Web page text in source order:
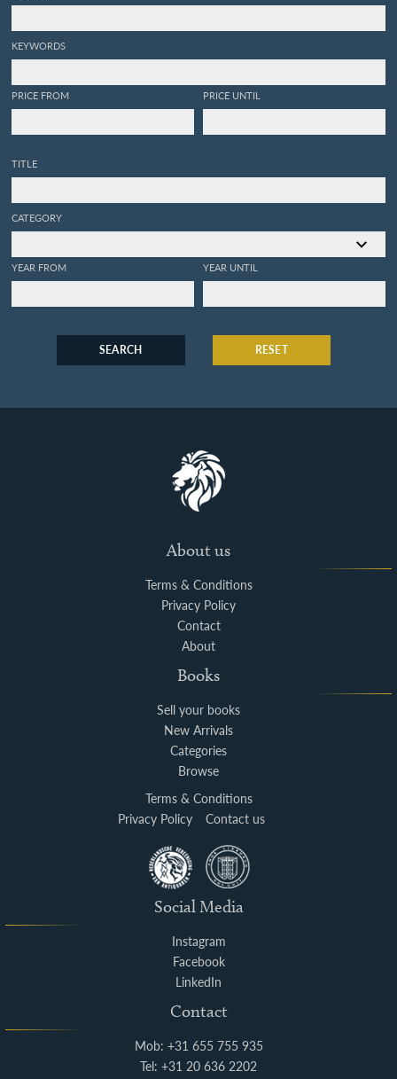
KEYWORDS
PRICE FROM PRICE UNTIL
TITLE
CATEGORY
YEAR FROM YEAR UNTIL
SEARCH RESET
About us
Terms & Conditions
Privacy Policy
Contact
About
Books
Sell your books
New Arrivals
Categories
Browse
Terms & Conditions
Privacy Policy
Contact us
Social Media
Instagram
Facebook
LinkedIn
Contact
Mob: +31 655 755 935
Tel: +31 20 636 2202